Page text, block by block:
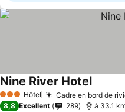
3 ÉtoilesHôtel Cadre en bord de
Nine River Hotel
8,8 Excellent 289 à 33.1